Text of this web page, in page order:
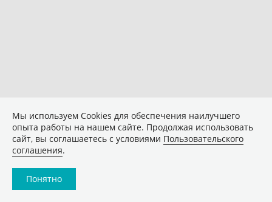
Мы используем Сookies для обеспечения наилучшего
опыта работы на нашем сайте. Продолжая использовать
сайт, вы соглашаетесь с условиями Пользовательского
соглашения.
Понятно